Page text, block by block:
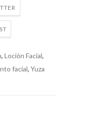
, Loción Facial,
facial, Yuza